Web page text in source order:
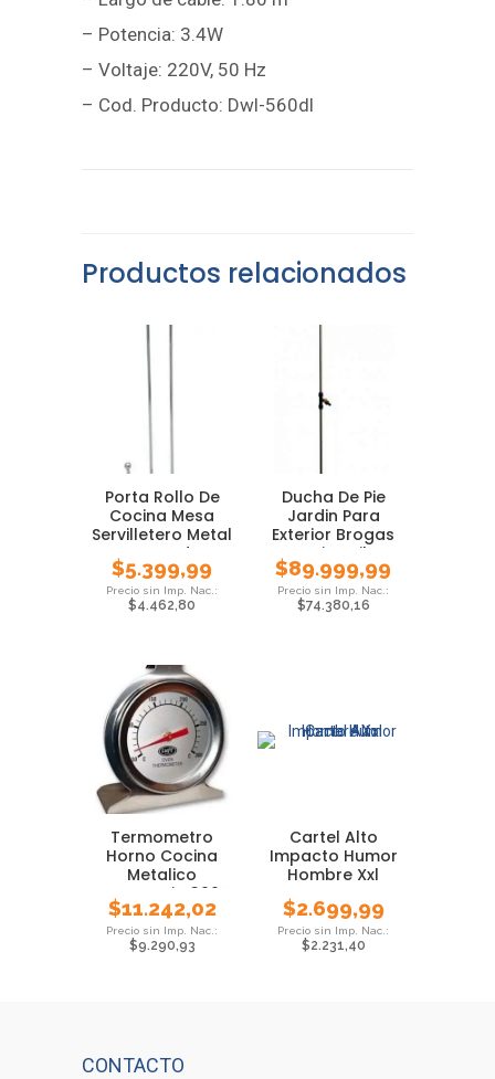
– Potencia: 3.4W
– Voltaje: 220V, 50 Hz
– Cod. Producto: Dwl-560dl
Productos relacionados
Porta Rollo De
Cocina Mesa
Servilletero Metal
Cromado
$5.399,99
$4.462,80
Ducha De Pie
Jardin Para
Exterior Brogas
Camping Pileta
$89.999,99
$74.380,16
Termometro
Horno Cocina
Metalico
Reposteria 300°
Grados
$11.242,02
$9.290,93
Cartel Alto
Impacto Humor
Hombre Xxl
$2.699,99
$2.231,40
CONTACTO